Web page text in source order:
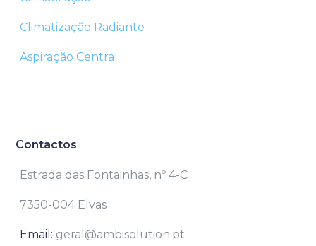
Climatização Radiante
Aspiração Central
Contactos
Estrada das Fontainhas, nº 4-C
7350-004 Elvas
Email: geral@ambisolution.pt